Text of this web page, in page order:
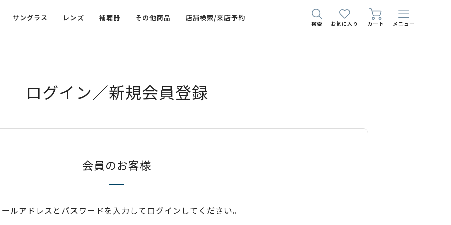
サングラス レンズ 補聴器 その他商品 店舗検索/来店予約
検索 お気に入り カート メニュー
ログイン／新規会員登録
会員のお客様
ルアドレスとパスワードを入力してログインしてください。